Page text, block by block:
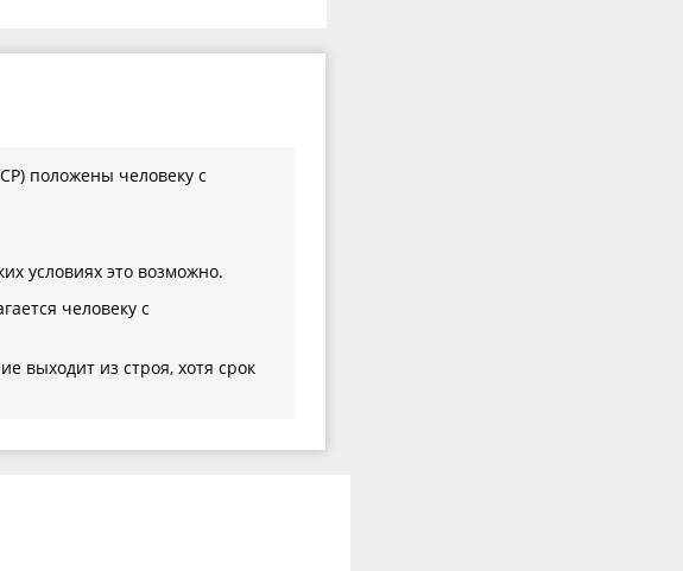
положены человеку с
условиях это возможно.
человеку с
выходит из строя, хотя срок